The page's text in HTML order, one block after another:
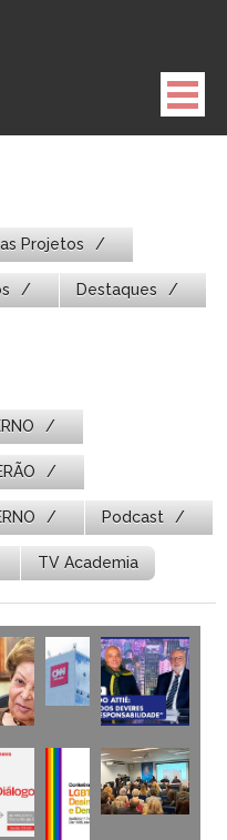
Projetos
Destaques
Podcast
TV Academia